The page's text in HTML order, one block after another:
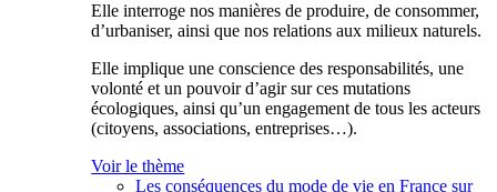
Elle interroge nos manières de produire, de consommer,
d’urbaniser, ainsi que nos relations aux milieux naturels.
Elle implique une conscience des responsabilités, une
volonté et un pouvoir d’agir sur ces mutations
écologiques, ainsi qu’un engagement de tous les acteurs
(citoyens, associations, entreprises…).
Voir le thème
Les conséquences du mode de vie en France sur